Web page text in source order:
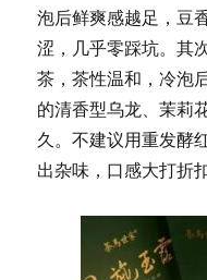
抹
茶
第
一
城”？
泡后鲜爽感越足，豆
涩，几乎零踩坑。其
茶，茶性温和，冷泡
的清香型乌龙、茉莉
久。不建议用重发酵
出杂味，口感大打折扣